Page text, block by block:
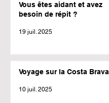
Vous êtes aidant et avez
besoin de répit ?
19 juil. 2025
Voyage sur la Costa Brava
10 juil. 2025